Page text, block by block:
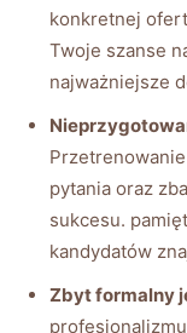
konkretnej
Twoje szanse
najważniejsze
pytania oraz
sukcesu.
kandydatów
Zbyt formalny